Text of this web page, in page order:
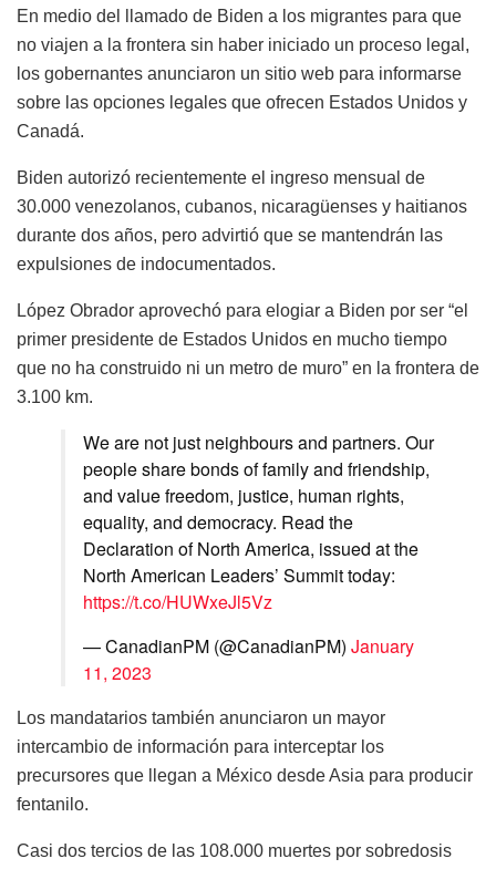
En medio del llamado de Biden a los migrantes para que
no viajen a la frontera sin haber iniciado un proceso legal,
los gobernantes anunciaron un sitio web para informarse
sobre las opciones legales que ofrecen Estados Unidos y
Canadá.
Biden autorizó recientemente el ingreso mensual de
30.000 venezolanos, cubanos, nicaragüenses y haitianos
durante dos años, pero advirtió que se mantendrán las
expulsiones de indocumentados.
López Obrador aprovechó para elogiar a Biden por ser “el
primer presidente de Estados Unidos en mucho tiempo
que no ha construido ni un metro de muro” en la frontera de
3.100 km.
We are not just neighbours and partners. Our
people share bonds of family and friendship,
and value freedom, justice, human rights,
equality, and democracy. Read the
Declaration of North America, issued at the
North American Leaders’ Summit today:
https://t.co/HUWxeJl5Vz
— CanadianPM (@CanadianPM) January
11, 2023
Los mandatarios también anunciaron un mayor
intercambio de información para interceptar los
precursores que llegan a México desde Asia para producir
fentanilo.
Casi dos tercios de las 108.000 muertes por sobredosis